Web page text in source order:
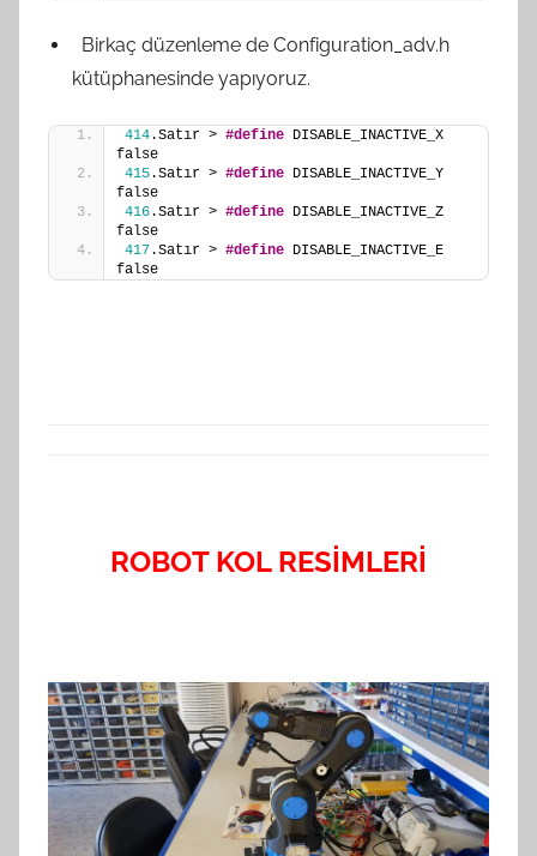
Birkaç düzenleme de Configuration_adv.h
kütüphanesinde yapıyoruz.
414.Satır > #define DISABLE_INACTIVE_X
false
415.Satır > #define DISABLE_INACTIVE_Y
false
416.Satır > #define DISABLE_INACTIVE_Z
false
417.Satır > #define DISABLE_INACTIVE_E
false
ROBOT KOL RESİMLERİ